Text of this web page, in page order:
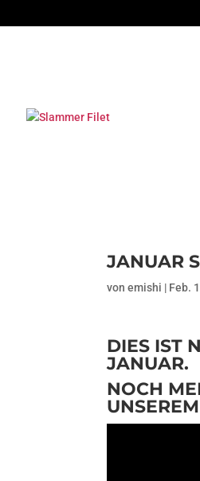
JANUAR
vonemishi | Feb.
DIES IST
JANUAR.
NOCH